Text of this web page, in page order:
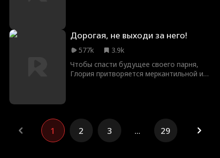
Дорогая, не выходи за него!
577k
3.9k
Чтобы спасти будущее своего парня,
Глория притворяется меркантильной и
вспыхивают вновь, тайны раскрываются,
и они получают второй шанс на любовь.
1 2 3 ... 29